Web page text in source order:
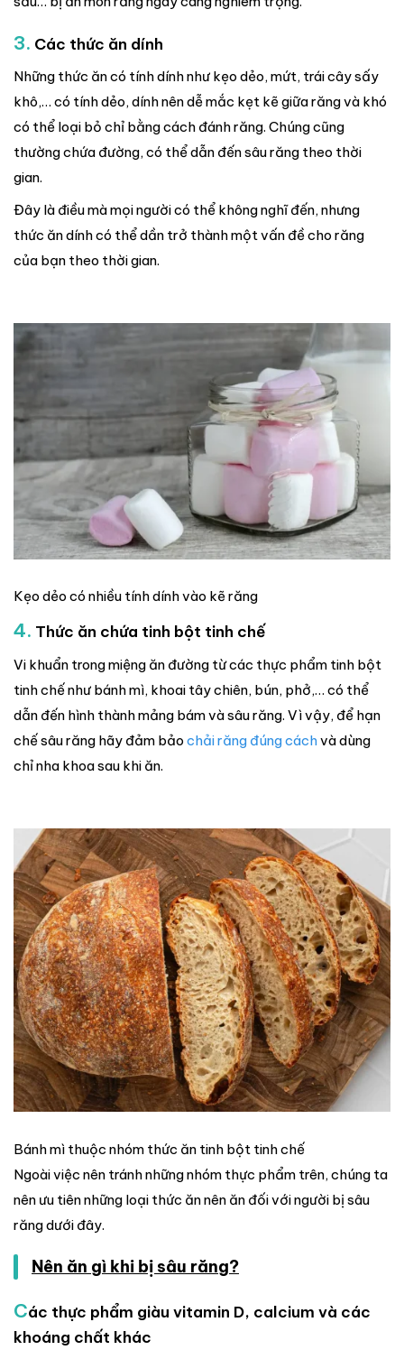
3. Các thức ăn dính
Những thức ăn có tính dính như kẹo dẻo, mứt, trái cây sấy
khô,… có tính dẻo, dính nên dễ mắc kẹt kẽ giữa răng và khó
có thể loại bỏ chỉ bằng cách đánh răng. Chúng cũng
thường chứa đường, có thể dẫn đến sâu răng theo thời
gian.
Đây là điều mà mọi người có thể không nghĩ đến, nhưng
thức ăn dính có thể dần trở thành một vấn đề cho răng
của bạn theo thời gian.
Kẹo dẻo có nhiều tính dính vào kẽ răng
4. Thức ăn chứa tinh bột tinh chế
Vi khuẩn trong miệng ăn đường từ các thực phẩm tinh bột
tinh chế như bánh mì, khoai tây chiên, bún, phở,… có thể
dẫn đến hình thành mảng bám và sâu răng. Vì vậy, để hạn
chế sâu răng hãy đảm bảo chải răng đúng cáchvà dùng
chỉ nha khoa sau khi ăn.
Bánh mì thuộc nhóm thức ăn tinh bột tinh chế
Ngoài việc nên tránh những nhóm thực phẩm trên, chúng ta
nên ưu tiên những loại thức ăn nên ăn đối với người bị sâu
răng dưới đây.
Nên ăn gì khi bị sâu răng?
Các thực phẩm giàu vitamin D, calcium và các
khoáng chất khác